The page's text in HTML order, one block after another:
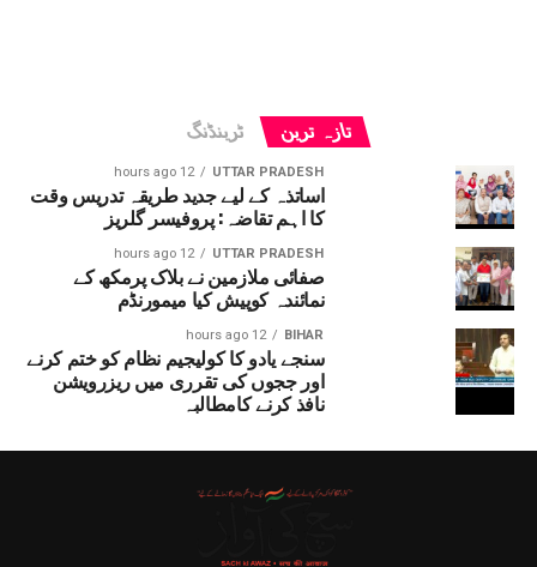
تازہ ترین ٹرینڈنگ
UTTAR PRADESH
12 hours ago
اساتذہ کے لیے جدید طریقہ تدریس وقت
کا اہم تقاضہ: پروفیسر گلریز
UTTAR PRADESH
12 hours ago
صفائی ملازمین نے بلاک پرمکھ کے
نمائندہ کوپیش کیا میمورنڈم
BIHAR
12 hours ago
سنجے یادو کا کولیجیم نظام کو ختم کرنے
اور ججوں کی تقرری میں ریزرویشن
نافذ کرنے کامطالبہ